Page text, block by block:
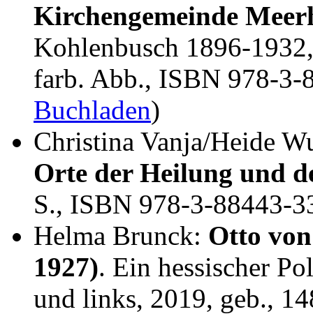
Kirchengemeinde
Kohlenbusch 1896-
farb. Abb., ISBN 978-3-
Buchladen)
Christina Vanja/Heide
Orte der Heilung und
S., ISBN 978-3-88443-
Helma Brunck: Otto
1927). Ein hessischer
und links, 2019, geb.,